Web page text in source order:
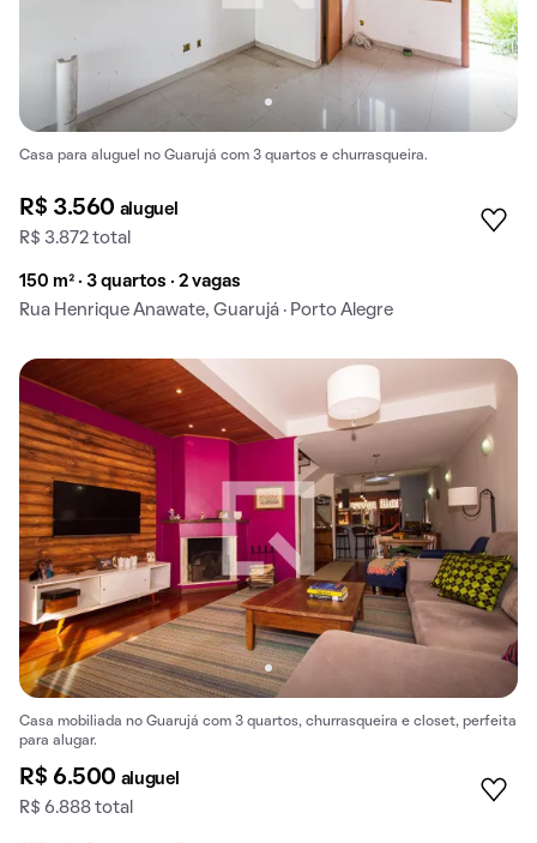
Casa para aluguel no Guarujá com 3 quartos e churrasqueira.
R$ 3.560 aluguel
R$ 3.872 total
150 m² · 3 quartos · 2 vagas
Rua Henrique Anawate, Guarujá · Porto Alegre
Casa mobiliada no Guarujá com 3 quartos, churrasqueira e closet, perfeita
para alugar.
R$ 6.500 aluguel
R$ 6.888 total